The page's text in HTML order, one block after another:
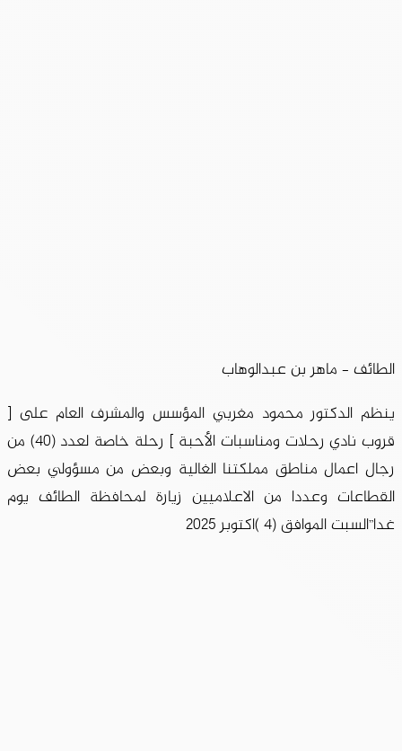
الطائف – ماهر بن عبدالوهاب
ينظم الدكتور محمود مغربي المؤسس والمشرف العام على [
قروب نادي رحلات ومناسبات الأحبة ] رحلة خاصة لعدد (40) من
رجال اعمال مناطق مملكتنا الغالية وبعض من مسؤولي بعض
القطاعات وعددا من الاعلاميين زيارة لمحافظة الطائف يوم
غدا”السبت الموافق (4 )اكتوبر 2025